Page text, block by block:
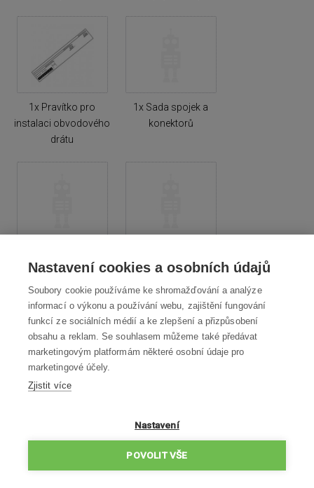
1x Pravítko pro
instalaci obvodového
drátu
1x Sada spojek a
konektorů
šroubků
1xZáruční podmínky
Nastavení cookies a osobních údajů
Soubory cookie používáme ke shromažďování a analýze
informací o výkonu a používání webu, zajištění fungování
funkcí ze sociálních médií a ke zlepšení a přizpůsobení
obsahu a reklam. Se souhlasem můžeme také předávat
marketingovým platformám některé osobní údaje pro
marketingové účely.
Zjistit více
Nastavení
POVOLIT VŠE